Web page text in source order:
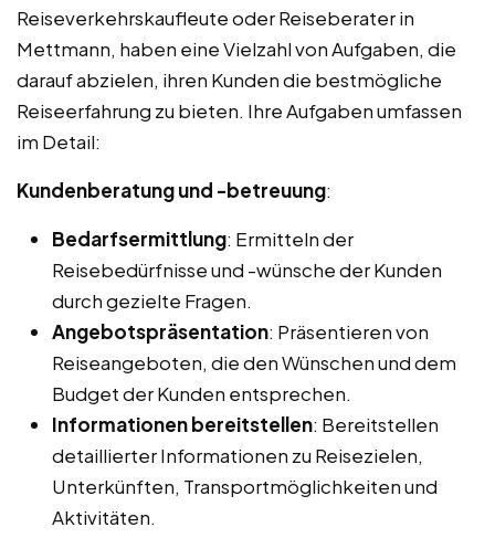
Reiseverkehrskaufleute oder Reiseberater in
Mettmann, haben eine Vielzahl von Aufgaben, die
darauf abzielen, ihren Kunden die bestmögliche
Reiseerfahrung zu bieten. Ihre Aufgaben umfassen
im Detail:
Kundenberatung und -betreuung:
Bedarfsermittlung: Ermitteln der
Reisebedürfnisse und -wünsche der Kunden
durch gezielte Fragen.
Angebotspräsentation: Präsentieren von
Reiseangeboten, die den Wünschen und dem
Budget der Kunden entsprechen.
Informationen bereitstellen: Bereitstellen
detaillierter Informationen zu Reisezielen,
Unterkünften, Transportmöglichkeiten und
Aktivitäten.